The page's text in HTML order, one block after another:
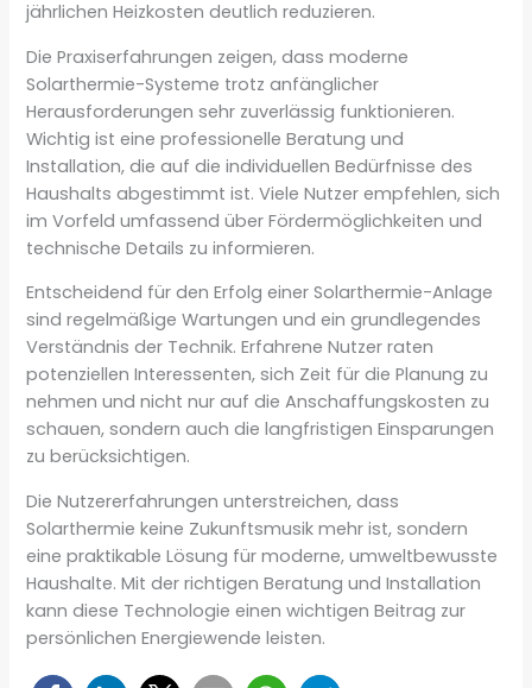
jährlichen Heizkosten deutlich reduzieren.
Die Praxiserfahrungen zeigen, dass moderne
Solarthermie-Systeme trotz anfänglicher
Herausforderungen sehr zuverlässig funktionieren.
Wichtig ist eine professionelle Beratung und
Installation, die auf die individuellen Bedürfnisse des
Haushalts abgestimmt ist. Viele Nutzer empfehlen, sich
im Vorfeld umfassend über Fördermöglichkeiten und
technische Details zu informieren.
Entscheidend für den Erfolg einer Solarthermie-Anlage
sind regelmäßige Wartungen und ein grundlegendes
Verständnis der Technik. Erfahrene Nutzer raten
potenziellen Interessenten, sich Zeit für die Planung zu
nehmen und nicht nur auf die Anschaffungskosten zu
schauen, sondern auch die langfristigen Einsparungen
zu berücksichtigen.
Die Nutzererfahrungen unterstreichen, dass
Solarthermie keine Zukunftsmusik mehr ist, sondern
eine praktikable Lösung für moderne, umweltbewusste
Haushalte. Mit der richtigen Beratung und Installation
kann diese Technologie einen wichtigen Beitrag zur
persönlichen Energiewende leisten.